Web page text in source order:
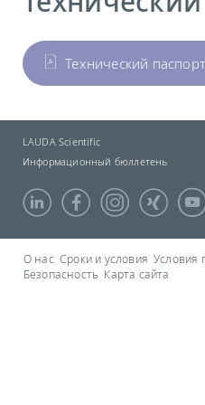
Технический
LAUDA Scientific
Информационный бюллетень
О нас Сроки и условия Условия
Безопасность Карта сайта